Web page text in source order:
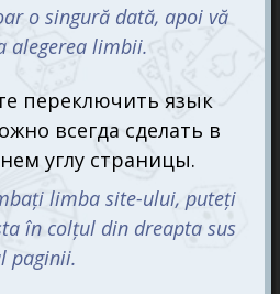
о мире вокруг.
скрыт целый космос:
с Кругозорником не только
об окружающем мире, но и
между его явлениями.
исследовать всё: от
по миру живых организмов